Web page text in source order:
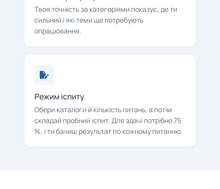
Твоя точність за категоріями показує, де ти
сильний і які теми ще потребують
опрацювання.
Режим іспиту
Обери каталоги й кількість питань, а потім
складай пробний іспит. Для здачі потрібно 75
%, і ти бачиш результат по кожному питанню.